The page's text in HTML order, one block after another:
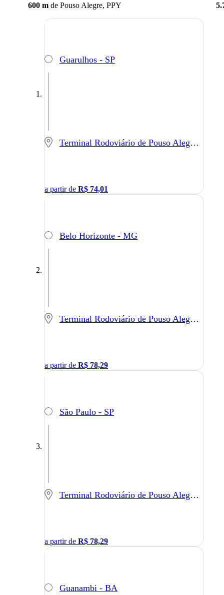
600 m de Pouso Alegre, PPY
Guarulhos - SP
Terminal Rodoviário de Pouso Alegre - Pouso Alegre - MG
a partir de R$ 74,01
Belo Horizonte - MG
Terminal Rodoviário de Pouso Alegre - Pouso Alegre - MG
a partir de R$ 78,29
São Paulo - SP
Terminal Rodoviário de Pouso Alegre - Pouso Alegre - MG
a partir de R$ 78,29
Guanambi - BA